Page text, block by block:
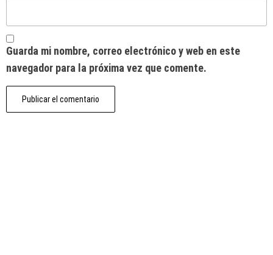
Guarda mi nombre, correo electrónico y web en este
navegador para la próxima vez que comente.